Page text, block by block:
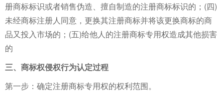
册商标标识或者销售伪造、擅自制造的注册商标标识的；(四)
未经商标注册人同意，更换其注册商标并将该更换商标的商
品又投入市场的；(五)给他人的注册商标专用权造成其他损害
的
三、商标权侵权行为认定过程
第一步：确定注册商标专用权的权利范围。